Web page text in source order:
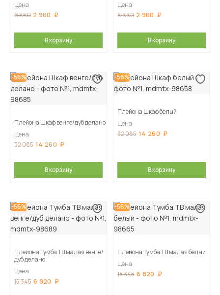
Цена
6 660 2 960
В корзину
Цена
6 660 2 960
В корзину
-56%
Плейона Шкаф венге/дуб делано
Цена
32 085 14 260
В корзину
-56%
Плейона Шкаф белый
Цена
32 085 14 260
В корзину
-56%
Плейона Тумба ТВ малая венге/
дуб делано
Цена
15 345 6 820
-56%
Плейона Тумба ТВ малая белый
Цена
15 345 6 820